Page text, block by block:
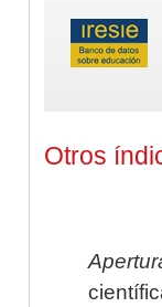
Otros